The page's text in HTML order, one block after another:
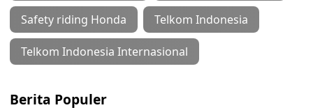
Safety riding Honda Telkom Indonesia
Telkom Indonesia Internasional
Berita Populer